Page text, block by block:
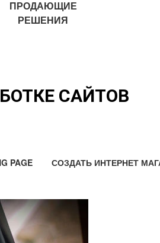
ПРОДАЮЩИЕ
РЕШЕНИЯ
САЙТОВ
PAGE СОЗДАТЬ ИНТЕРНЕТ